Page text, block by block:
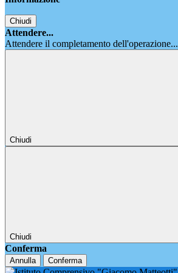
Chiudi
Attendere...
Attendere il completamento dell'operazione...
Chiudi
Chiudi
Conferma
Annulla Conferma